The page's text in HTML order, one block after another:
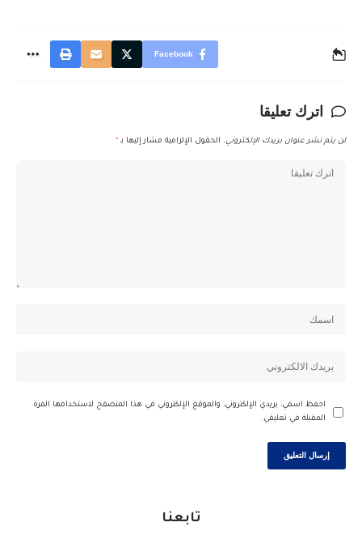
Facebook
اترك تعليقا
لن يتم نشر عنوان بريدك الإلكتروني. الحقول الإلزامية مشار إليها بـ *
احفظ اسمي، بريدي الإلكتروني، والموقع الإلكتروني في هذا المتصفح لاستخدامها المرة
المقبلة في تعليقي.
تابعنا